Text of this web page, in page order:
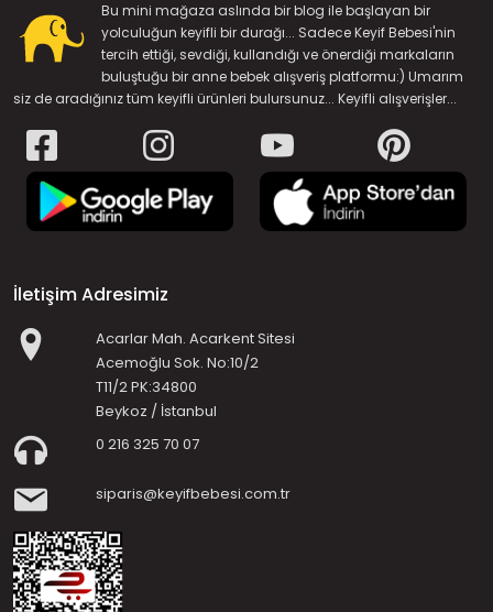
Bu mini mağaza aslında bir blog ile başlayan bir
yolculuğun keyifli bir durağı... Sadece Keyif Bebesi'nin
tercih ettiği, sevdiği, kullandığı ve önerdiği markaların
buluştuğu bir anne bebek alışveriş platformu:) Umarım
siz de aradığınız tüm keyifli ürünleri bulursunuz... Keyifli alışverişler...
İletişim Adresimiz
Acarlar Mah. Acarkent Sitesi
Acemoğlu Sok. No:10/2
T11/2 PK:34800
Beykoz / İstanbul
0 216 325 70 07
siparis@keyifbebesi.com.tr